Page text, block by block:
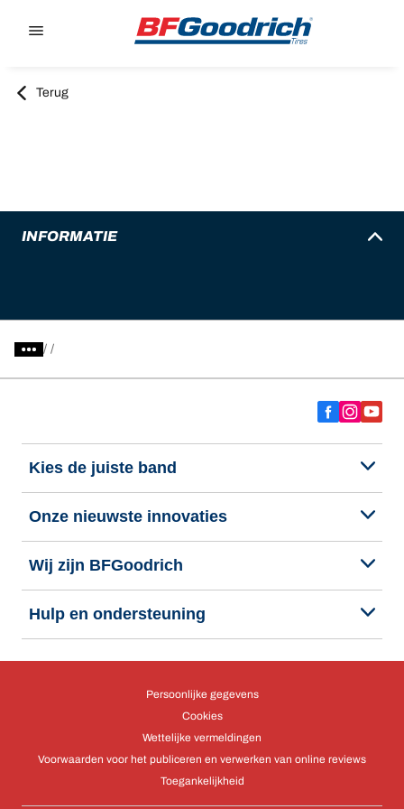
Terug
INFORMATIE
/
Kies de juiste band
Onze nieuwste innovaties
Wij zijn BFGoodrich
Hulp en ondersteuning
Persoonlijke gegevens
Cookies
Wettelijke vermeldingen
Voorwaarden voor het publiceren en verwerken van online reviews
Toegankelijkheid